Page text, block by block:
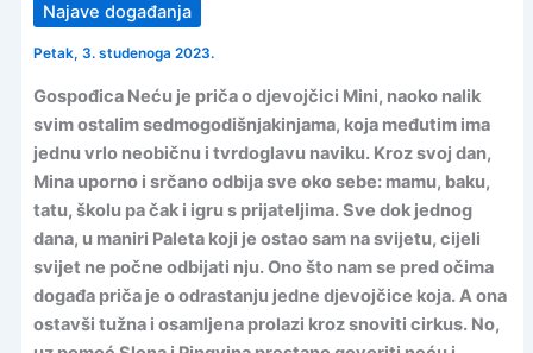
Najave događanja
Petak, 3. studenoga 2023.
Gospođica Neću je priča o djevojčici Mini, naoko nalik
svim ostalim sedmogodišnjakinjama, koja međutim ima
jednu vrlo neobičnu i tvrdoglavu naviku. Kroz svoj dan,
Mina uporno i srčano odbija sve oko sebe: mamu, baku,
tatu, školu pa čak i igru s prijateljima. Sve dok jednog
dana, u maniri Paleta koji je ostao sam na svijetu, cijeli
svijet ne počne odbijati nju. Ono što nam se pred očima
događa priča je o odrastanju jedne djevojčice koja. A ona
ostavši tužna i osamljena prolazi kroz snoviti cirkus. No,